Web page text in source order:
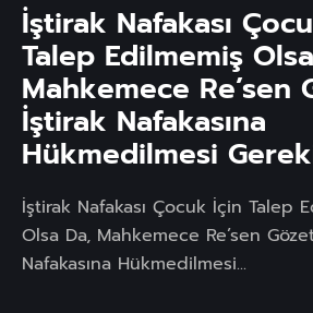
İştirak Nafakası
Talep Edilmemiş
Mahkemece Re’sen
İştirak Nafakasına
Hükmedilmesi
İştirak Nafakası Çocuk İçin Talep
Olsa Da, Mahkemece Re’sen
Nafakasına Hükmedilmesi...